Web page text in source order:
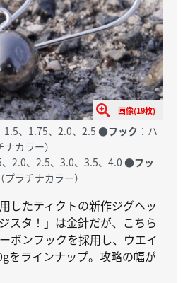
画像(19枚)
1.5、1.75、2.0、2.5 ●フック ：ハ
カラー）
、2.0、2.5、3.0、3.5、4.0 ●フッ
ラチナカラー）
したティクトの新作ジグヘッ
スタ！」は金針だが、こちら
ボンフックを採用し、ウエイ
をラインナップ。攻略の幅が